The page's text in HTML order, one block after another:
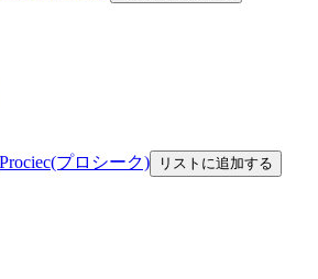
Prociec(プロシーク) リストに追加する